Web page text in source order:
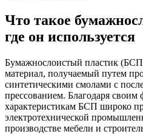
Что такое
где он используется
Бумажнослоистый пластик
материал, получаемый путем
синтетическими смолами с
прессованием. Благодаря
характеристикам БСП широко
электротехнической
производстве мебели и